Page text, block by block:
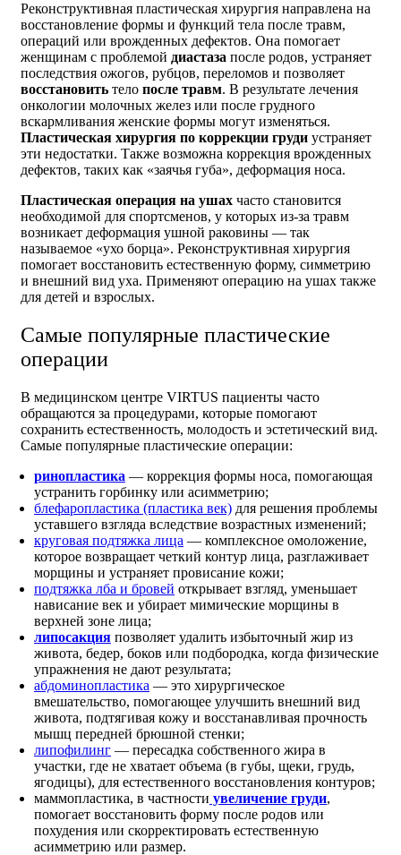
Реконструктивная пластическая хирургия направлена на
восстановление формы и функций тела после травм,
операций или врожденных дефектов. Она помогает
женщинам с проблемой диастаза после родов, устраняет
последствия ожогов, рубцов, переломов и позволяет
восстановить тело после травм. В результате лечения
онкологии молочных желез или после грудного
вскармливания женские формы могут изменяться.
Пластическая хирургия по коррекции груди устраняет
эти недостатки. Также возможна коррекция врожденных
дефектов, таких как «заячья губа», деформация носа.
Пластическая операция на ушах часто становится
необходимой для спортсменов, у которых из-за травм
возникает деформация ушной раковины — так
называемое «ухо борца». Реконструктивная хирургия
помогает восстановить естественную форму, симметрию
и внешний вид уха. Применяют операцию на ушах также
для детей и взрослых.
Самые популярные пластические
операции
В медицинском центре VIRTUS пациенты часто
обращаются за процедурами, которые помогают
сохранить естественность, молодость и эстетический вид.
Самые популярные пластические операции:
ринопластика — коррекция формы носа, помогающая
устранить горбинку или асимметрию;
блефаропластика (пластика век) для решения проблемы
уставшего взгляда вследствие возрастных изменений;
круговая подтяжка лица — комплексное омоложение,
которое возвращает четкий контур лица, разглаживает
морщины и устраняет провисание кожи;
подтяжка лба и бровей открывает взгляд, уменьшает
нависание век и убирает мимические морщины в
верхней зоне лица;
липосакция позволяет удалить избыточный жир из
живота, бедер, боков или подбородка, когда физические
упражнения не дают результата;
абдоминопластика — это хирургическое
вмешательство, помогающее улучшить внешний вид
живота, подтягивая кожу и восстанавливая прочность
мышц передней брюшной стенки;
липофилинг — пересадка собственного жира в
участки, где не хватает объема (в губы, щеки, грудь,
ягодицы), для естественного восстановления контуров;
маммопластика, в частности увеличение груди,
помогает восстановить форму после родов или
похудения или скорректировать естественную
асимметрию или размер.